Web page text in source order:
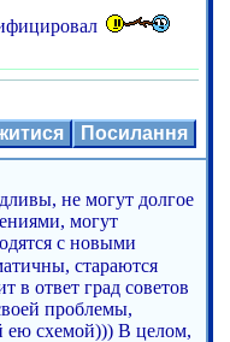
Посилання
не могут долгое
могут
с новыми
стараются
в ответ град советов
проблемы,
ею схемой))) В целом,